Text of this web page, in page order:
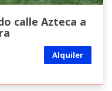
a
Alquiler